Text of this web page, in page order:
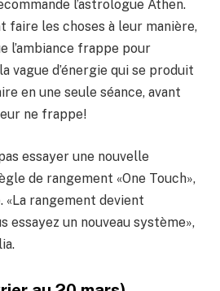
l’astrologue Athen.
faire les choses à leur manière,
l’ambiance frappe pour
vague d’énergie qui se produit
en une seule séance, avant
ne frappe!
essayer une nouvelle
de rangement «One Touch»,
«La rangement devient
essayez un nouveau système»,